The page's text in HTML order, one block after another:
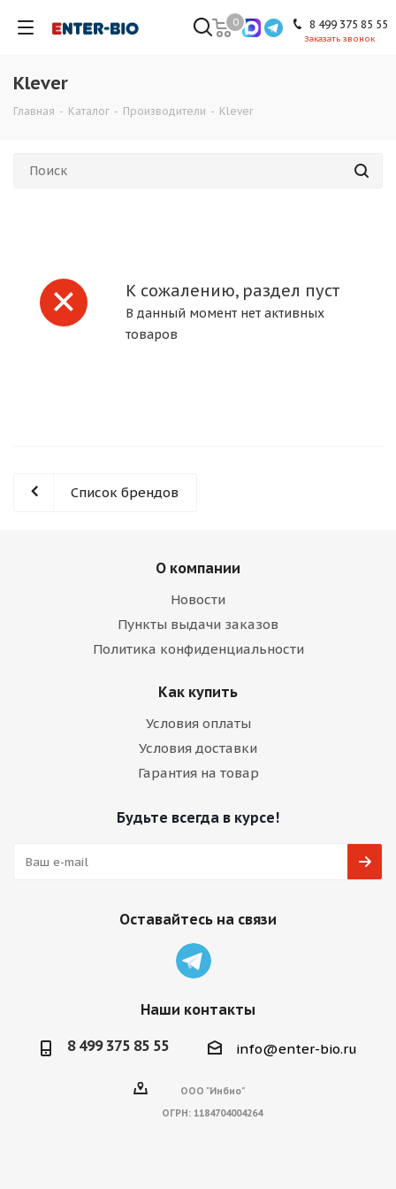
8 499 375 85 55
Заказать звонок
0
Klever
Главная - Каталог - Производители - Klever
К сожалению, раздел пуст
В данный момент нет активных
товаров
Список брендов
О компании
Новости
Пункты выдачи заказов
Политика конфиденциальности
Как купить
Условия оплаты
Условия доставки
Гарантия на товар
Будьте всегда в курсе!
Оставайтесь на связи
Наши контакты
8 499 375 85 55 info@enter-bio.ru
ООО "Инбио"
ОГРН: 1184704004264